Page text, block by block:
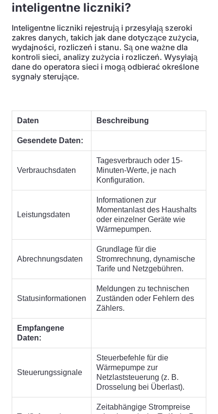
inteligentne liczniki?
Inteligentne liczniki rejestrują i przesyłają szeroki
zakres danych, takich jak dane dotyczące zużycia,
wydajności, rozliczeń i stanu. Są one ważne dla
kontroli sieci, analizy zużycia i rozliczeń. Wysyłają
dane do operatora sieci i mogą odbierać określone
sygnały sterujące.
Daten Beschreibung
Gesendete Daten:
Verbrauchsdaten
Tagesverbrauch oder 15-
Minuten-Werte, je nach
Konfiguration.
Leistungsdaten
Informationen zur
Momentanlast des Haushalts
oder einzelner Geräte wie
Wärmepumpen.
Abrechnungsdaten
Grundlage für die
Stromrechnung, dynamische
Tarife und Netzgebühren.
Statusinformationen
Meldungen zu technischen
Zuständen oder Fehlern des
Zählers.
Empfangene
Daten:
Steuerungssignale
Steuerbefehle für die
Wärmepumpe zur
Netzlaststeuerung (z. B.
Drosselung bei Überlast).
Zeitabhängige Strompreise